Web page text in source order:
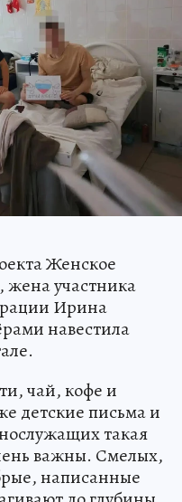
Женское
участника
Ирина
навестила
чай, кофе и
детские письма и
такая
важны. Смелых,
написанные